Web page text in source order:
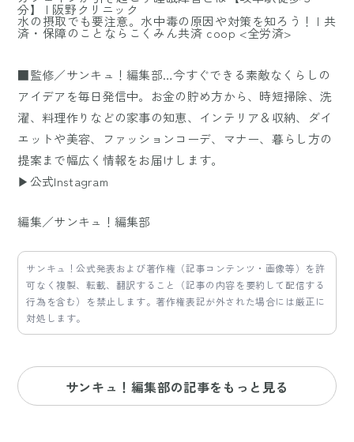
分】 | 阪野クリニック
水の摂取でも要注意。水中毒の原因や対策を知ろう！ | 共
済・保障のことならこくみん共済 coop <全労済>
■監修／サンキュ！編集部…今すぐできる素敵なくらしの
アイデアを毎日発信中。お金の貯め方から、時短掃除、洗
濯、料理作りなどの家事の知恵、インテリア＆収納、ダイ
エットや美容、ファッションコーデ、マナー、暮らし方の
提案まで幅広く情報をお届けします。
▶公式Instagram
編集／サンキュ！編集部
サンキュ！公式発表および著作権（記事コンテンツ・画像等）を許
可なく複製、転載、翻訳すること（記事の内容を要約して配信する
行為を含む）を禁止します。著作権表記が外された場合には厳正に
対処します。
サンキュ！編集部の記事をもっと見る